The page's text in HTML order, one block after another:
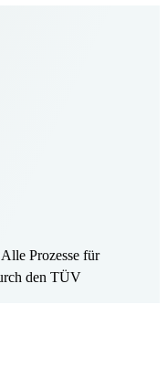
Alle Prozesse für
den TÜV